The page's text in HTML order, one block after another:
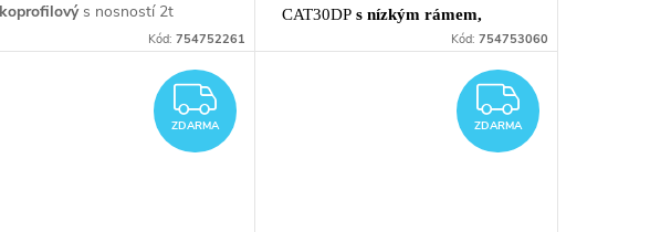
s nosností 2t
Kód: 754752261
CAT30DP s nízkým rámem,
dvojitou pumpou a pedálem pro
Kód: 754753060
ZDARMA
ZDARMA ZDARMA